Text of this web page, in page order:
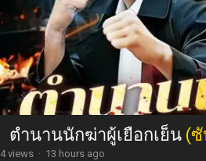
ตำนานนักฆ่าผู้เยือกเย็น (
4 views · 13 hours ago